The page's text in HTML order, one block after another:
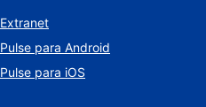
Extranet
Pulse para Android
Pulse para iOS